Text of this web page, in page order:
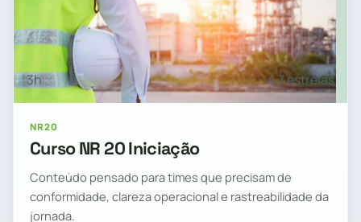
3h 4.7 estrelas
NR20
Curso NR 20 Iniciação
Conteúdo pensado para times que precisam de
conformidade, clareza operacional e rastreabilidade da
jornada.